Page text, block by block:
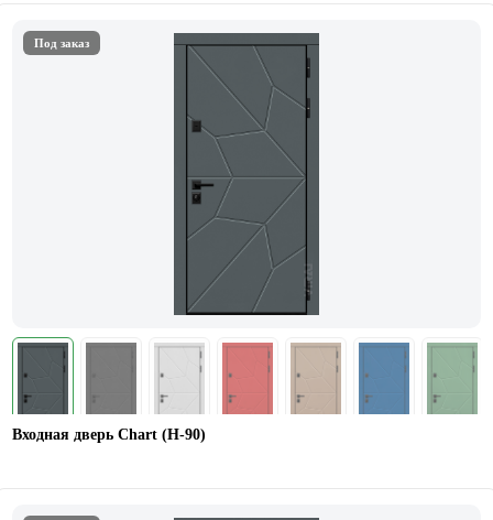
Под заказ
Входная дверь Chart (Н-90)